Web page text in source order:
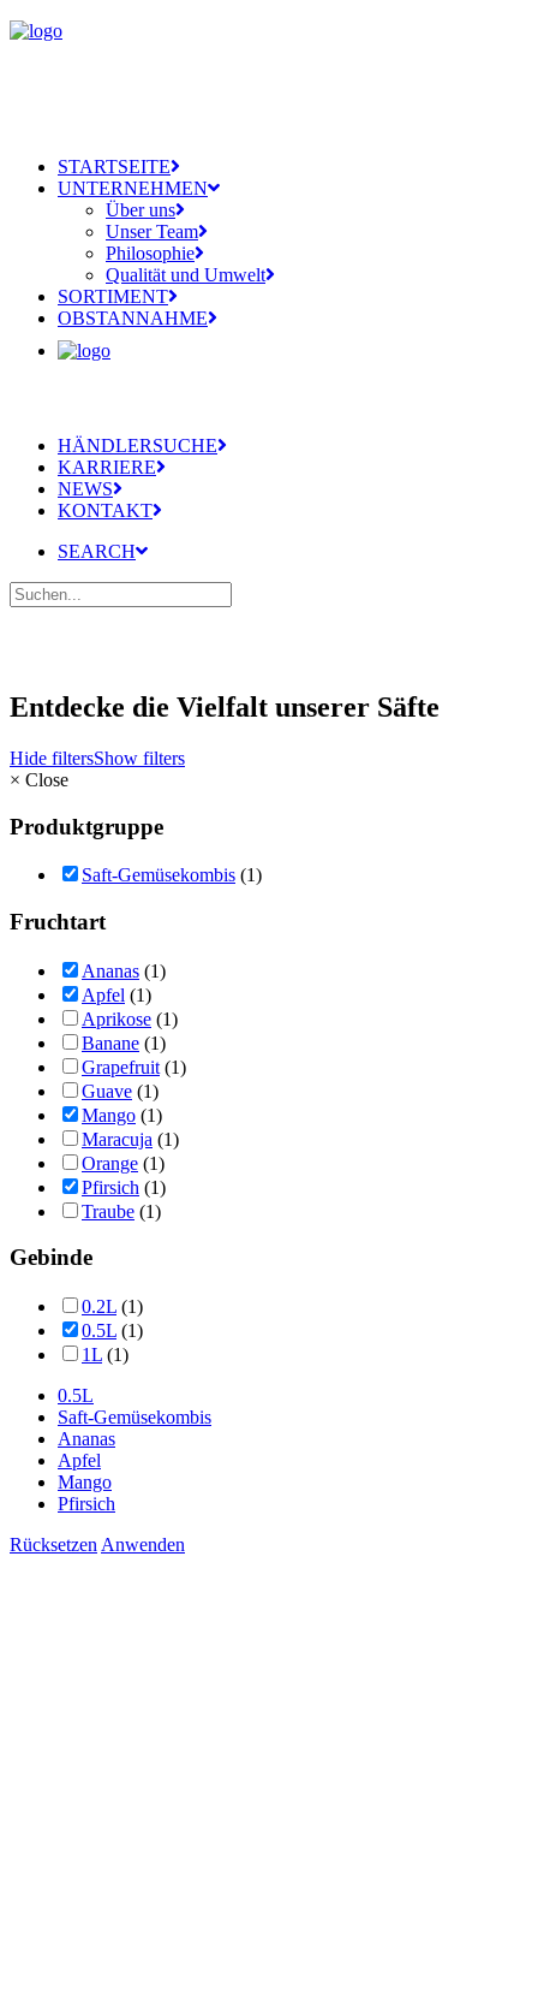
STARTSEITE
UNTERNEHMEN
Über uns
Unser Team
Philosophie
Qualität und Umwelt
SORTIMENT
OBSTANNAHME
HÄNDLERSUCHE
KARRIERE
NEWS
KONTAKT
SEARCH
Entdecke die Vielfalt unserer Säfte
Hide filtersShow filters
× Close
Produktgruppe
Saft-Gemüsekombis (1)
Fruchtart
Ananas (1)
Apfel (1)
Aprikose (1)
Banane (1)
Grapefruit (1)
Guave (1)
Mango (1)
Maracuja (1)
Orange (1)
Pfirsich (1)
Traube (1)
Gebinde
0.2L (1)
0.5L (1)
1L (1)
0.5L
Saft-Gemüsekombis
Ananas
Apfel
Mango
Pfirsich
Rücksetzen Anwenden